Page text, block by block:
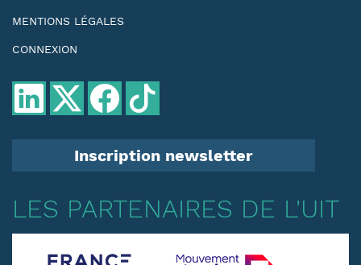
MENTIONS LÉGALES
CONNEXION
Inscription newsletter
LES PARTENAIRES DE L'UIT